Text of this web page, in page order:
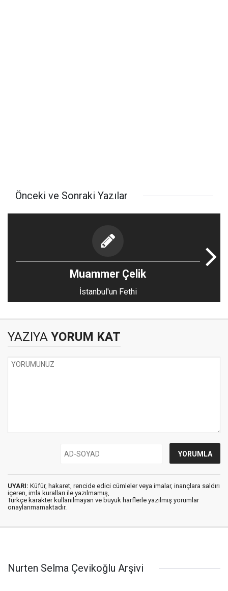
Önceki ve Sonraki Yazılar
Muammer Çelik
İstanbul'un Fethi
YAZIYA YORUM KAT
UYARI: Küfür, hakaret, rencide edici cümleler veya imalar, inançlara saldırı
içeren, imla kuralları ile yazılmamış,
Türkçe karakter kullanılmayan ve büyük harflerle yazılmış yorumlar
onaylanmamaktadır.
Nurten Selma Çevikoğlu Arşivi